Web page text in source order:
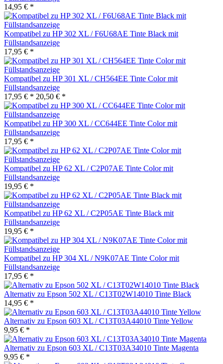
14,95 € *
Kompatibel zu HP 302 XL / F6U68AE Tinte Black mit
Füllstandsanzeige
17,95 € *
Kompatibel zu HP 301 XL / CH564EE Tinte Color mit
Füllstandsanzeige
17,95 € * 20,50 € *
Kompatibel zu HP 300 XL / CC644EE Tinte Color mit
Füllstandsanzeige
17,95 € *
Kompatibel zu HP 62 XL / C2P07AE Tinte Color mit
Füllstandsanzeige
19,95 € *
Kompatibel zu HP 62 XL / C2P05AE Tinte Black mit
Füllstandsanzeige
19,95 € *
Kompatibel zu HP 304 XL / N9K07AE Tinte Color mit
Füllstandsanzeige
17,95 € *
Alternativ zu Epson 502 XL / C13T02W14010 Tinte Black
14,95 € *
Alternativ zu Epson 603 XL / C13T03A44010 Tinte Yellow
9,95 € *
Alternativ zu Epson 603 XL / C13T03A34010 Tinte Magenta
9,95 € *